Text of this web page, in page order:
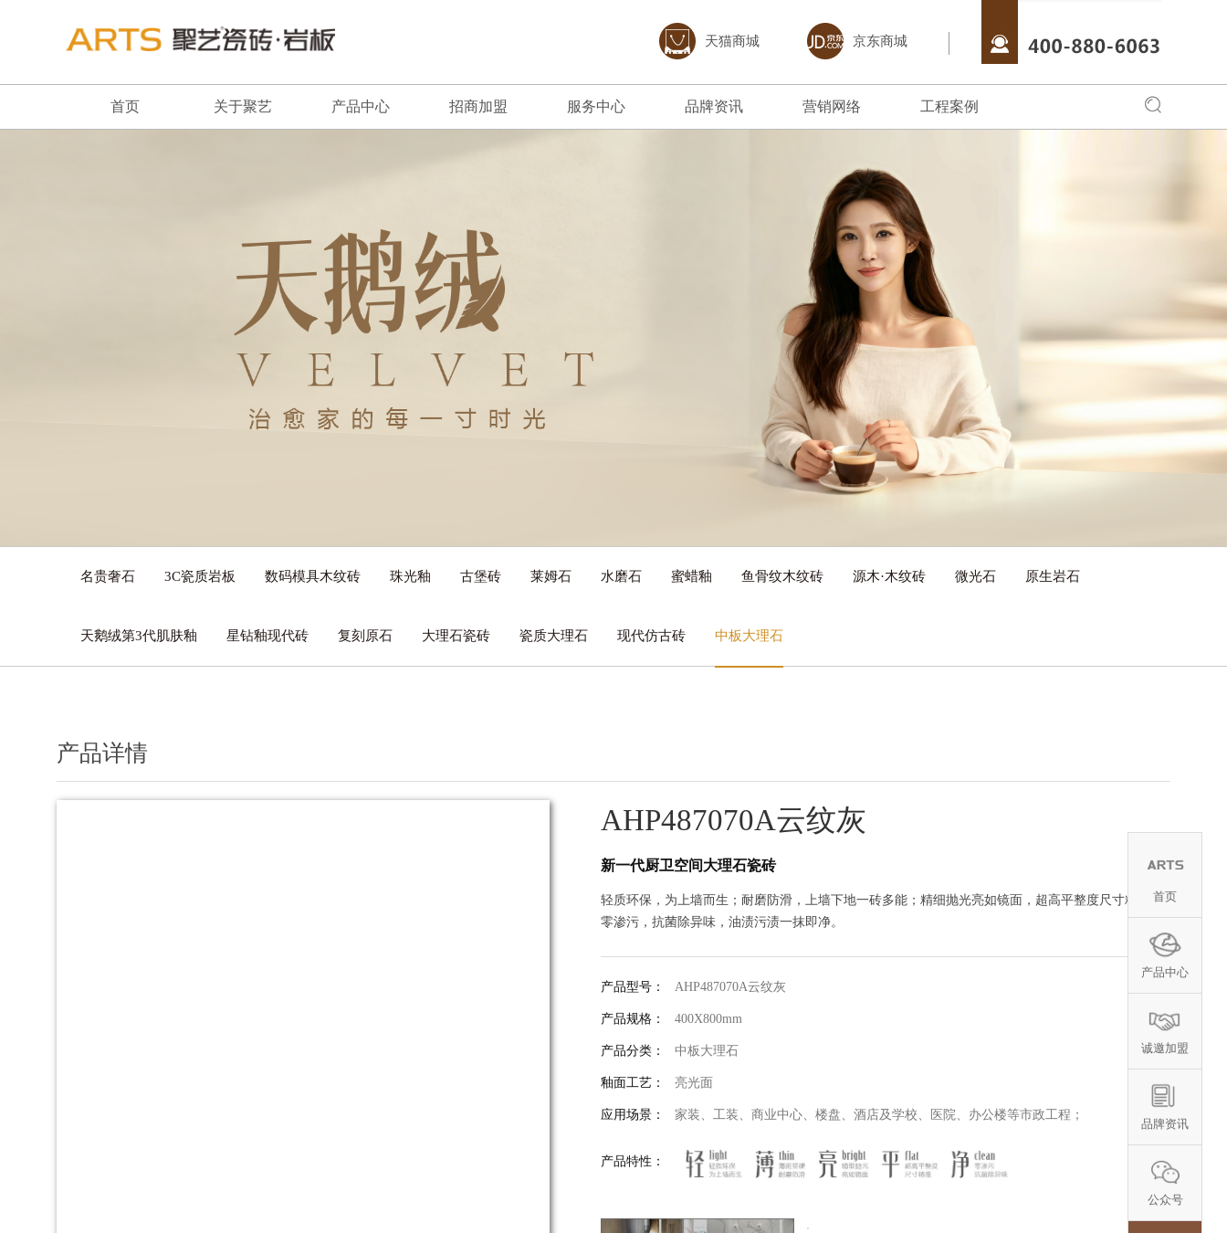
天猫商城 京东商城
首页 关于聚艺
品牌荣誉
发展历程
联系我们
心、重质量、讲诚信、强品牌、增效益”的经
营方针。
产品中心
畅销产品
瓷砖、中板墙面砖、现代质感砖等上千款花色
品种。
招商加盟
合作流程
加盟申请
以市场为导向，以科技求发展，始终把创新驱
动和绿色发展作为企业赢得未来的核心战略。
服务中心
聚艺的经销商朋友，可以通过服务中心，直接
下载聚艺品牌物料文化，更多服务，请拨打
400 880 6063。
品牌资讯
聚艺瓷砖·岩板借助于互联网特性来实现一定
营销目标，品牌资讯在整个品牌传播过程中起
着举足轻重的作用。
营销网络
全国网络
专卖店风采
全面实现品牌化经营，在全国建立起多家
工程案例
聚艺产品品质优良
消费者喜爱；在全
首页
产品中心
诚邀加盟
品牌资讯
公众号
名贵奢石 3C瓷质岩板 数码模具木纹砖 珠光釉 古堡砖 莱姆石 水磨石 蜜蜡釉 鱼骨纹木纹砖 源木·木纹砖 微光石 原生岩石
天鹅绒第3代肌肤釉 星钻釉现代砖 复刻原石 大理石瓷砖 瓷质大理石 现代仿古砖 中板大理石
产品详情
AHP487070A云纹灰
新一代厨卫空间大理石瓷砖
轻质环保，为上墙而生；耐磨防滑，上墙下地一砖多能；精细抛光亮如镜面，超高平整度尺寸精准；
零渗污，抗菌除异味，油渍污渍一抹即净。
产品型号： AHP487070A云纹灰
产品规格： 400X800mm
产品分类： 中板大理石
釉面工艺： 亮光面
应用场景： 家装、工装、商业中心、楼盘、酒店及学校、医院、办公楼等市政工程；
产品特性：